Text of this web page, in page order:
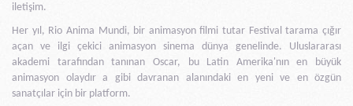
iletişim.
Her yıl, Rio Anima Mundi, bir animasyon filmi tutar Festival tarama çığır
açan ve ilgi çekici animasyon sinema dünya genelinde. Uluslararası
akademi tarafından tanınan Oscar, bu Latin Amerika'nın en büyük
animasyon olaydır a gibi davranan alanındaki en yeni ve en özgün
sanatçılar için bir platform.